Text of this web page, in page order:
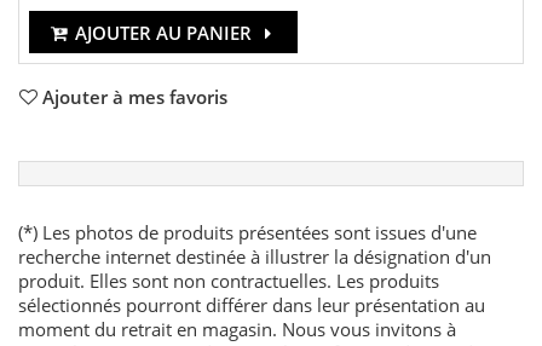
AJOUTER AU PANIER
Ajouter à mes favoris
(*) Les photos de produits présentées sont issues d'une
recherche internet destinée à illustrer la désignation d'un
produit. Elles sont non contractuelles. Les produits
sélectionnés pourront différer dans leur présentation au
moment du retrait en magasin. Nous vous invitons à